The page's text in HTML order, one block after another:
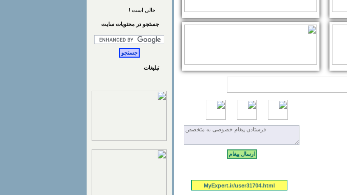
MyExpert.ir/user31704.html
خالی است !
جستجو در محتويات سايت
تبلیغات